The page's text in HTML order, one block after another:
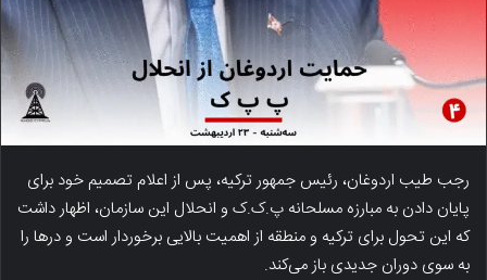
رجب طیب اردوغان، رئیس جمهور ترکیه، پس از اعلام تصمیم خود برای
پایان دادن به مبارزه مسلحانه پ.ک.ک و انحلال این سازمان، اظهار داشت
که این تحول برای ترکیه و منطقه از اهمیت بالایی برخوردار است و درها را
به سوی دوران جدیدی باز می‌کند.